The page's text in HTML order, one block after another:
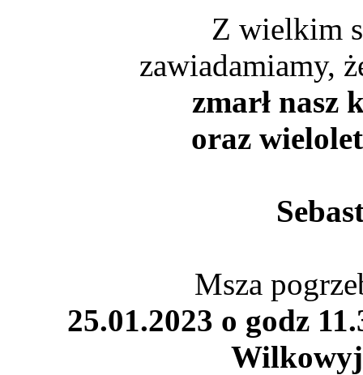
Z wielkim
zawiadamiamy,
zmarł nasz
oraz
Msza
25.01.2023 o godz